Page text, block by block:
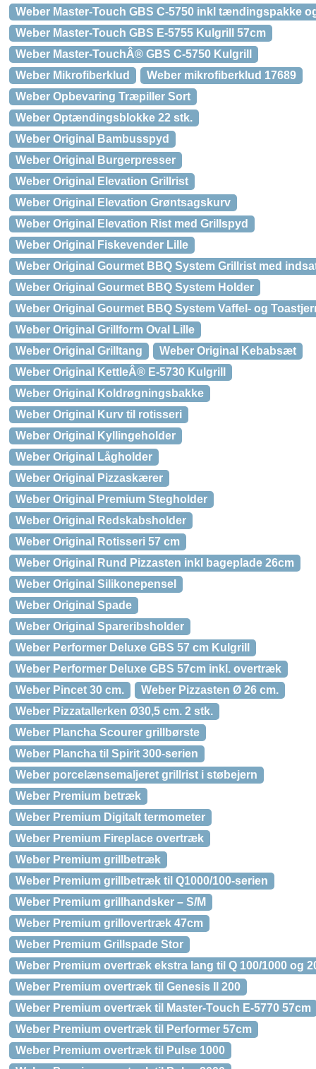
Weber Master-Touch GBS C-5750 inkl tændingspakke
Weber Master-Touch GBS E-5755 Kulgrill 57cm
Weber Master-TouchÂ® GBS C-5750 Kulgrill
Weber Mikrofiberklud
Weber mikrofiberklud 17689
Weber Opbevaring Træpiller Sort
Weber Optændingsblokke 22 stk.
Weber Original Bambusspyd
Weber Original Burgerpresser
Weber Original Elevation Grillrist
Weber Original Elevation Grøntsagskurv
Weber Original Elevation Rist med Grillspyd
Weber Original Fiskevender Lille
Weber Original Gourmet BBQ System Grillrist med
Weber Original Gourmet BBQ System Holder
Weber Original Gourmet BBQ System Vaffel- og
Weber Original Grillform Oval Lille
Weber Original Grilltang
Weber Original Kebabsæt
Weber Original KettleÂ® E-5730 Kulgrill
Weber Original Koldrøgningsbakke
Weber Original Kurv til rotisseri
Weber Original Kyllingeholder
Weber Original Lågholder
Weber Original Pizzaskærer
Weber Original Premium Stegholder
Weber Original Redskabsholder
Weber Original Rotisseri 57 cm
Weber Original Rund Pizzasten inkl bageplade 26cm
Weber Original Silikonepensel
Weber Original Spade
Weber Original Spareribsholder
Weber Performer Deluxe GBS 57 cm Kulgrill
Weber Performer Deluxe GBS 57cm inkl. overtræk
Weber Pincet 30 cm.
Weber Pizzasten Ø 26 cm.
Weber Pizzatallerken Ø30,5 cm. 2 stk.
Weber Plancha Scourer grillbørste
Weber Plancha til Spirit 300-serien
Weber porcelænsemaljeret grillrist i støbejern
Weber Premium betræk
Weber Premium Digitalt termometer
Weber Premium Fireplace overtræk
Weber Premium grillbetræk
Weber Premium grillbetræk til Q1000/100-serien
Weber Premium grillhandsker – S/M
Weber Premium grillovertræk 47cm
Weber Premium Grillspade Stor
Weber Premium overtræk ekstra lang til Q 100/1000 og
Weber Premium overtræk til Genesis II 200
Weber Premium overtræk til Master-Touch E-5770 57cm
Weber Premium overtræk til Performer 57cm
Weber Premium overtræk til Pulse 1000